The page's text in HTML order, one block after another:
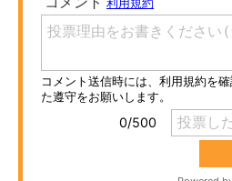
ITの今と未来を見通す
スマホと通信の最新トレンド
進化するPCとデバイスの未来